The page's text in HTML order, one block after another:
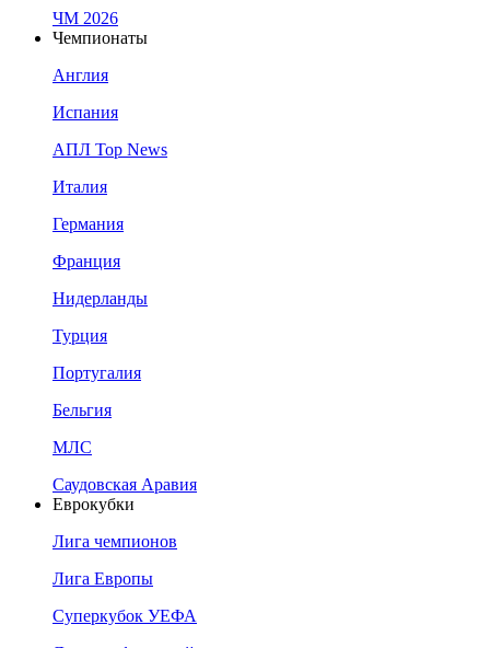
ЧМ 2026
Чемпионаты
Англия
Испания
АПЛ Top News
Италия
Германия
Франция
Нидерланды
Турция
Португалия
Бельгия
МЛС
Саудовская Аравия
Еврокубки
Лига чемпионов
Лига Европы
Суперкубок УЕФА